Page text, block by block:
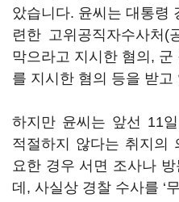
았습니다. 윤씨는 대통령
련한 고위공직자수사처(
막으라고 지시한 혐의, 군
를 지시한 혐의 등을 받고
하지만 윤씨는 앞선 11
적절하지 않다는 취지의
요한 경우 서면 조사나
데, 사실상 경찰 수사를 ‘